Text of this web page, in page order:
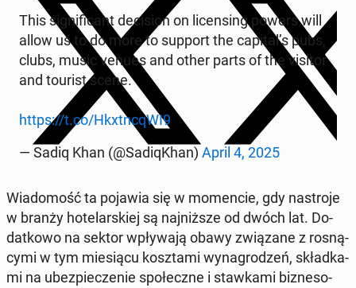
This si­gni­fi­cant de­ci­sion on li­cen­sing powers will
allow us to do more to support the capital’s pubs,
clubs, music venues and other parts of the visitor
and tourist scene.
https://t.co/Hkxtn­cqWI9
— Sadiq Khan (@Sa­di­qKhan) April 4, 2025
Wia­do­mość ta pojawia się w mo­men­cie, gdy na­stro­je
w branży ho­te­lar­skiej są naj­niż­sze od dwóch lat. Do­
dat­ko­wo na sektor wpły­wa­ją obawy zwią­za­ne z ro­sną­
cy­mi w tym mie­sią­cu kosz­ta­mi wy­na­gro­dzeń, skład­ka­
mi na ubez­pie­cze­nie spo­łecz­ne i staw­ka­mi biz­ne­so­